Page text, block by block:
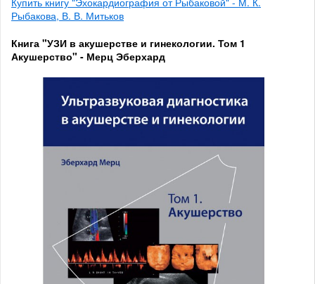
Рыбакова, В. В. Митьков
Книга "УЗИ в акушерстве и гинекологии. Том 1
Акушерство" - Мерц Эберхард